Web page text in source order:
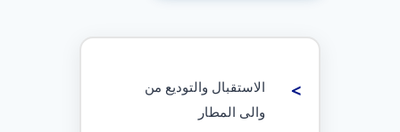
الاستقبال والتوديع من
والى المطار